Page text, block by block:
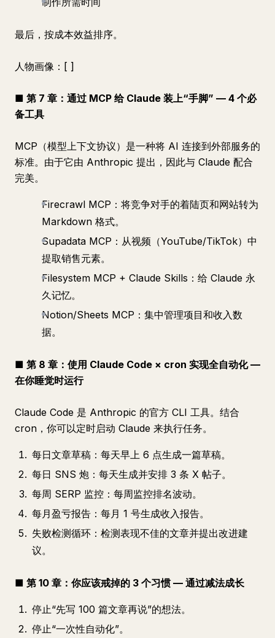
最后，按成本效益排序。
人物画像：[ ]
■ 第 7 章：通过 MCP 给 Claude 装上“手脚” — 4 个必
备工具
MCP（模型上下文协议）是一种将 AI 连接到外部服务的
标准。由于它由 Anthropic 提出，因此与 Claude 配合
完美。
Firecrawl MCP：将竞争对手的着陆页和网站转为
Markdown 格式。
Supadata MCP：从视频（YouTube/TikTok）中
提取销售元素。
Filesystem MCP + Claude Skills：给 Claude 永
久记忆。
Notion/Sheets MCP：集中管理项目和收入数
据。
■ 第 8 章：使用 Claude Code × cron 实现全自动化 —
在你睡觉时运行
Claude Code 是 Anthropic 的官方 CLI 工具。结合
cron，你可以定时启动 Claude 来执行任务。
每日文章草稿：每天早上 6 点生成一篇草稿。
每日 SNS 炮：每天生成并安排 3 条 X 帖子。
每周 SERP 监控：每周监控排名波动。
每月盈亏报告：每月 1 号生成收入报告。
失败检测循环：检测表现不佳的文章并提出改进建
议。
■ 第 10 章：你应该戒掉的 3 个习惯 — 通过减法成长
停止“先写 100 篇文章再说”的想法。
停止“一次性自动化”。